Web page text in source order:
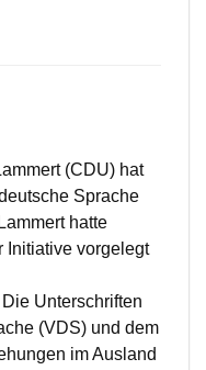
(CDU) hat
Sprache
hatte
Initiative vorgelegt
Unterschriften
(VDS) und dem
im Ausland